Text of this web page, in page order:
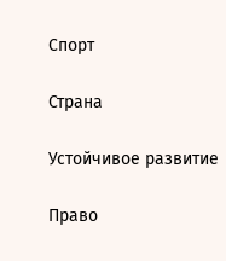
Спорт
Страна
Устойчивое развитие
Право